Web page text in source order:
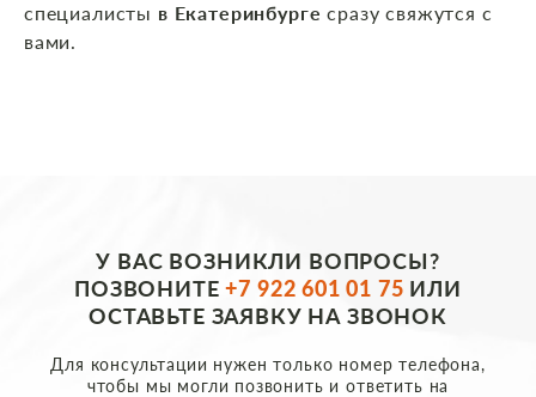
специалисты в Екатеринбурге сразу свяжутся с
вами.
У ВАС ВОЗНИКЛИ ВОПРОСЫ?
ПОЗВОНИТЕ+7 922 601 01 75 ИЛИ
ОСТАВЬТЕ ЗАЯВКУ НА ЗВОНОК
Для консультации нужен только номер телефона,
чтобы мы могли позвонить и ответить на